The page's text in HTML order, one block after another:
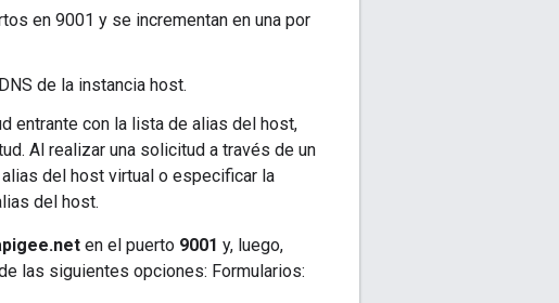
en 9001 y se incrementan en una por
de la instancia host.
entrante con la lista de alias del host,
Al realizar una solicitud a través de un
del host virtual o especificar la
del host.
en el puerto 9001 y, luego,
las siguientes opciones: Formularios: